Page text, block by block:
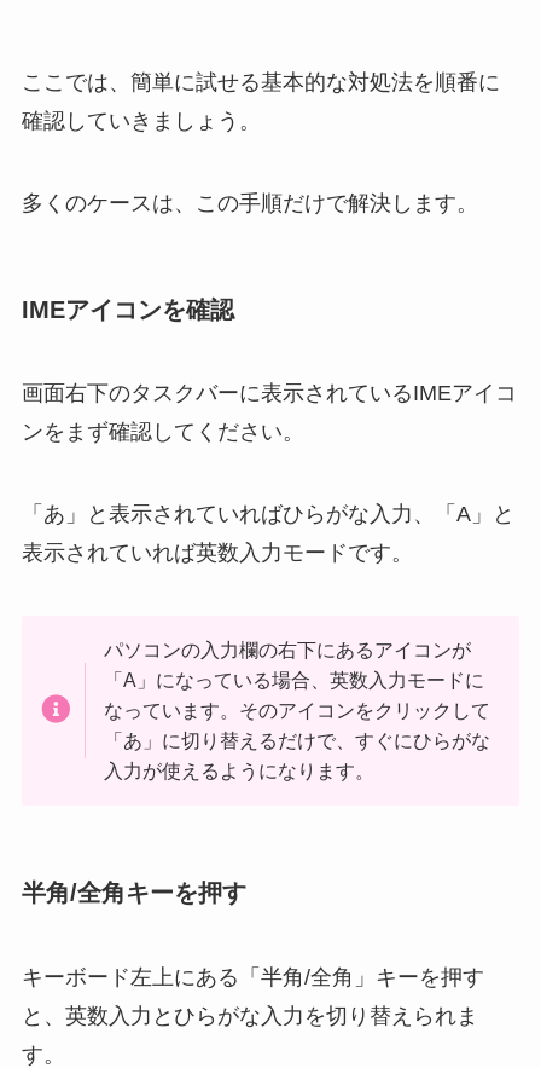
ここでは、簡単に試せる基本的な対処法を順番に
確認していきましょう。
多くのケースは、この手順だけで解決します。
IMEアイコンを確認
画面右下のタスクバーに表示されているIMEアイコ
ンをまず確認してください。
「あ」と表示されていればひらがな入力、「A」と
表示されていれば英数入力モードです。
パソコンの入力欄の右下にあるアイコンが
「A」になっている場合、英数入力モードに
なっています。そのアイコンをクリックして
「あ」に切り替えるだけで、すぐにひらがな
入力が使えるようになります。
半角/全角キーを押す
キーボード左上にある「半角/全角」キーを押す
と、英数入力とひらがな入力を切り替えられま
す。